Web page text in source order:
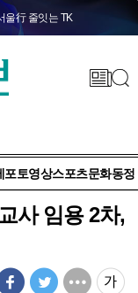
울行 줄잇는 TK
포토영상스포츠문화동정
사 임용 2차,